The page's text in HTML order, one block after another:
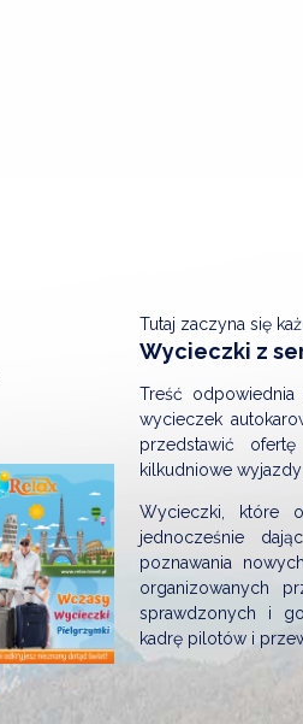
Tutaj zaczyna się
Wycieczki z
Treść
wycieczek
przedstawić
kilkudniowe
Wycieczki, które
jednocześnie
poznawania
organizowanych
sprawdzonych i
kadrę pilotów i